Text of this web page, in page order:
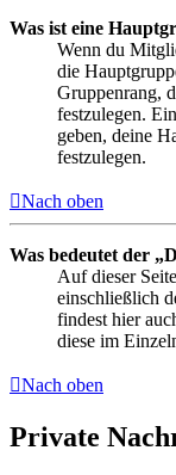
Was ist eine
Wenn du
die
Gruppenrang,
festzulegen.
geben, deine
festzulegen.
Nach oben
Was bedeutet der
Auf dieser
einschließlich
findest hier
diese im
Nach oben
Private